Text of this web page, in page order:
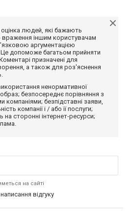
оцінка людей, які бажають
враження іншим користувачам
аргументацією
Це допоможе багатьом прийняти
призначені для
а також для роз'яснення
ненормативної
безпосереднє порівняння з
безпідставні заяви,
компанії і / або її послуги;
сторонні інтернет-ресурси;
на сайті
відгуку